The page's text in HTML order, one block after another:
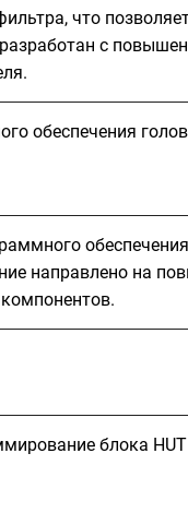
что
с
обеспечения
направлено на
блока